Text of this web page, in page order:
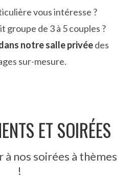
vous intéresse ?
groupe de 3 à 5 couples ?
notre salle privéedes
sur-mesure.
ET SOIRÉES
nos soirées à thèmes
!